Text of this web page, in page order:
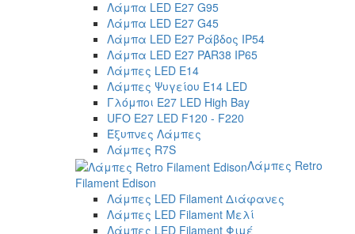
Λάμπα LED E27 G95
Λάμπα LED E27 G45
Λάμπα LED E27 Ράβδος IP54
Λάμπα LED E27 PAR38 IP65
Λάμπες LED E14
Λάμπες Ψυγείου E14 LED
Γλόμποι E27 LED High Bay
UFO E27 LED F120 - F220
Έξυπνες Λάμπες
Λάμπες R7S
Λάμπες Retro
Filament Edison
Λάμπες LED Filament Διάφανες
Λάμπες LED Filament Μελί
Λάμπες LED Filament Φιμέ